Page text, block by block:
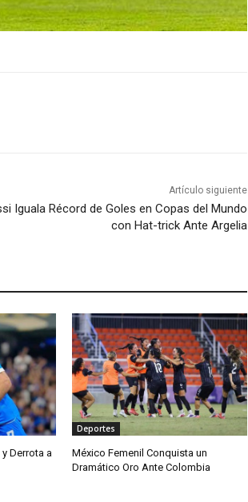
Artículo siguiente
Iguala Récord de Goles en Copas del Mundo
con Hat-trick Ante Argelia
Derrota a
Deportes
México Femenil Conquista un
Dramático Oro Ante Colombia